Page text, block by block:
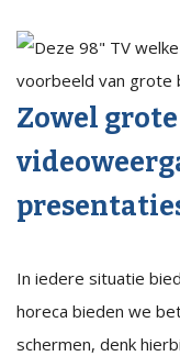
Zowel
In iedere situatie
horeca bieden we
schermen, denk